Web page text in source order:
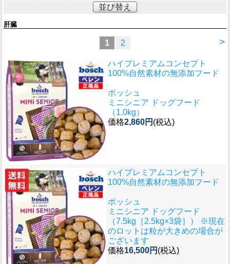
並び替え
肝臓
>
1 2
ハイプレミアムコンセプト
100%自然素材の無添加フード
ボッシュ
ミニシニア ドッグフード
（1.0kg）
価格2,860円 (税込)
ハイプレミアムコンセプト
100%自然素材の無添加フード
ボッシュ
ミニシニア ドッグフード
（7.5kg［2.5kg×3袋］） ※現在
のロットは粒が大きめの場合が
ございます
価格16,500円 (税込)